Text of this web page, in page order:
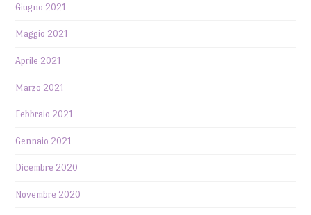
Giugno 2021
Maggio 2021
Aprile 2021
Marzo 2021
Febbraio 2021
Gennaio 2021
Dicembre 2020
Novembre 2020